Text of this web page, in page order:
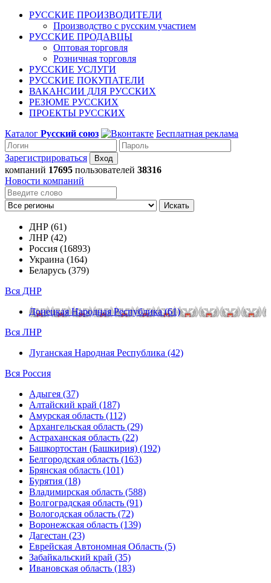
РУССКИЕ ПРОИЗВОДИТЕЛИ
Производство с русским участием
РУССКИЕ ПРОДАВЦЫ
Оптовая торговля
Розничная торговля
РУССКИЕ УСЛУГИ
РУССКИЕ ПОКУПАТЕЛИ
ВАКАНСИИ ДЛЯ РУССКИХ
РЕЗЮМЕ РУССКИХ
ПРОЕКТЫ РУССКИХ
Каталог Русский союз Бесплатная реклама
Зарегистрироваться
компаний 17695 пользователей 38316
Новости компаний
Искать
ДНР (61)
ЛНР (42)
Россия (16893)
Украина (164)
Беларусь (379)
Вся ДНР
Донецкая Народная Республика (61)
Вся ЛНР
Луганская Народная Республика (42)
Вся Россия
Адыгея (37)
Алтайский край (187)
Амурская область (112)
Архангельская область (29)
Астраханская область (22)
Башкортостан (Башкирия) (192)
Белгородская область (163)
Брянская область (101)
Бурятия (18)
Владимирская область (588)
Волгоградская область (91)
Вологодская область (72)
Воронежская область (139)
Дагестан (23)
Еврейская Автономная Область (5)
Забайкальский край (35)
Ивановская область (183)